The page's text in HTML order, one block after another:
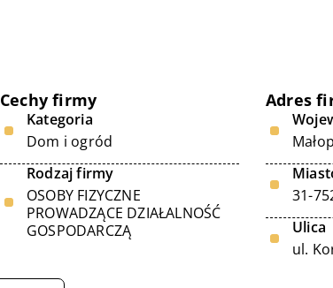
Cechy firmy
Kategoria
Dom i ogród
Rodzaj firmy
OSOBY FIZYCZNE
PROWADZĄCE DZIAŁALNOŚĆ
GOSPODARCZĄ
Adres
31-
Ulica
ul.